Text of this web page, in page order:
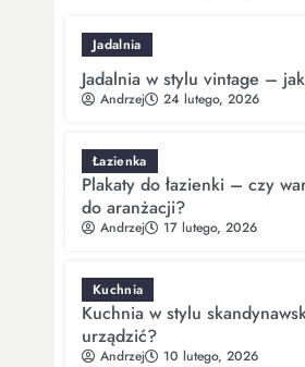
Jadalnia
Jadalnia w stylu vintage –
Andrzej 24 lutego, 2026
Łazienka
Plakaty do łazienki – czy
do aranżacji?
Andrzej 17 lutego, 2026
Kuchnia
Kuchnia w stylu
urządzić?
Andrzej 10 lutego, 2026